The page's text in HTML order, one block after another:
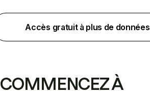
Accès gratuit à plus de données
COMMENCEZ À